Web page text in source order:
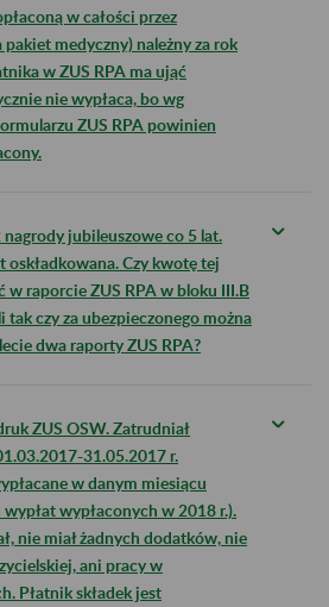
w całości przez
pakiet medyczny) należny za rok
w ZUS RPA ma ująć
nie wypłaca, bo wg
ZUS RPA powinien
nagrody jubileuszowe co 5 lat.
oskładkowana. Czy kwotę tej
w raporcie ZUS RPA w bloku III.B
tak czy za ubezpieczonego można
dwa raporty ZUS RPA?
ZUS OSW. Zatrudniał
31.05.2017 r.
w danym miesiącu
wypłaconych w 2018 r.).
nie miał żadnych dodatków, nie
ani pracy w
Płatnik składek jest